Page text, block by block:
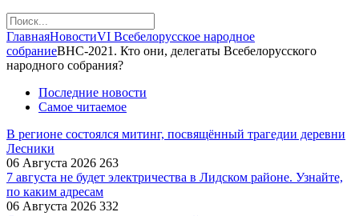
ГлавнаяНовостиVI Всебелорусское народное
собраниеВНС-2021. Кто они, делегаты Всебелорусского
народного собрания?
Последние новости
Самое читаемое
В регионе состоялся митинг, посвящённый трагедии деревни
Лесники
06 Августа 2026 263
7 августа не будет электричества в Лидском районе. Узнайте,
по каким адресам
06 Августа 2026 332